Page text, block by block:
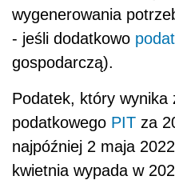
wygenerowania
- jeśli dodatkowo
gospodarczą).
Podatek, który wynika
podatkowego PIT za
najpóźniej 2 maja
kwietnia wypada w